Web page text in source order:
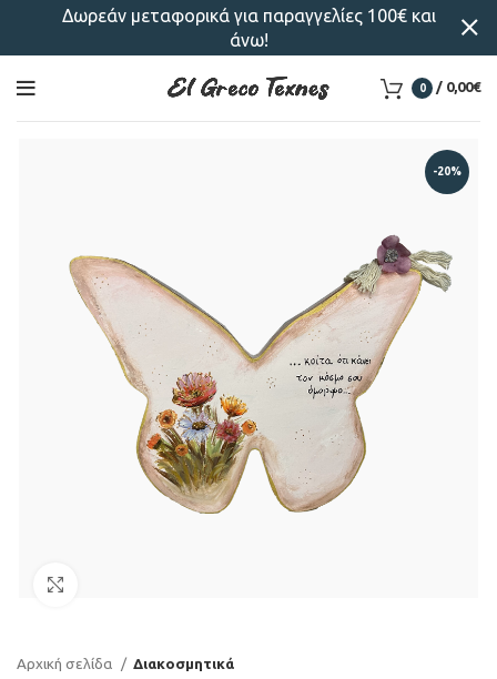
0 / 0,00€
-20%
Αρχική σελίδα Διακοσμητικά
Δωρεάν μεταφορικά για παραγγελίες 100€ και
άνω!